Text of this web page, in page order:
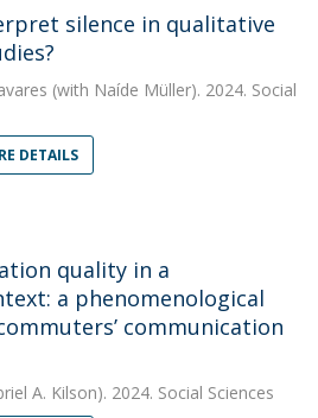
silence in qualitative
(with Naíde Müller). 2024. Social
DETAILS
quality in a
a phenomenological
communication
A. Kilson). 2024. Social Sciences